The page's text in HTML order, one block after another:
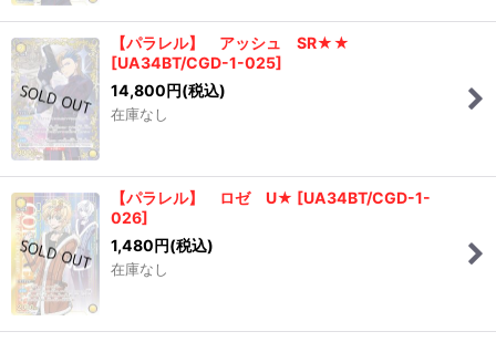
【パラレル】 アッシュ SR★★
[UA34BT/CGD-1-025]
14,800円(税込)
在庫なし
【パラレル】 ロゼ U★ [UA34BT/CGD-1-
026]
1,480円(税込)
在庫なし